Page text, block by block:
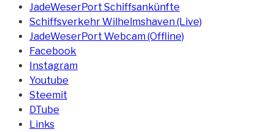
JadeWeserPort Schiffsankünfte
Schiffsverkehr Wilhelmshaven (Live)
JadeWeserPort Webcam (Offline)
Facebook
Instagram
Youtube
Steemit
DTube
Links